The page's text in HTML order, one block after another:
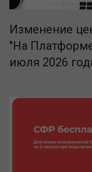
Изменение
"На
июля 2026